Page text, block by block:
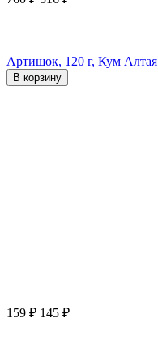
Артишок, 120 г, Кум Алтая
В корзину
159 ₽ 145 ₽